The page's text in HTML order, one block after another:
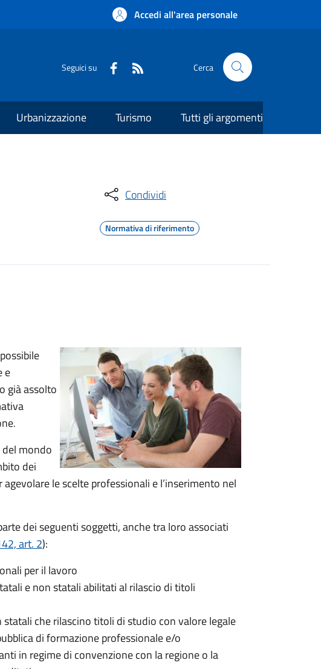
Accedi all'area personale
Seguici su Cerca
Urbanizzazione Turismo Tutti gli argomenti
Condividi
Normativa di riferimento
e
già assolto
.
mondo
dei
le scelte professionali e l’inserimento nel
dei seguenti soggetti, anche tra loro associati
art. 2):
per il lavoro
e non statali abilitati al rilascio di titoli
che rilascino titoli di studio con valore legale
di formazione professionale e/o
in regime di convenzione con la regione o la